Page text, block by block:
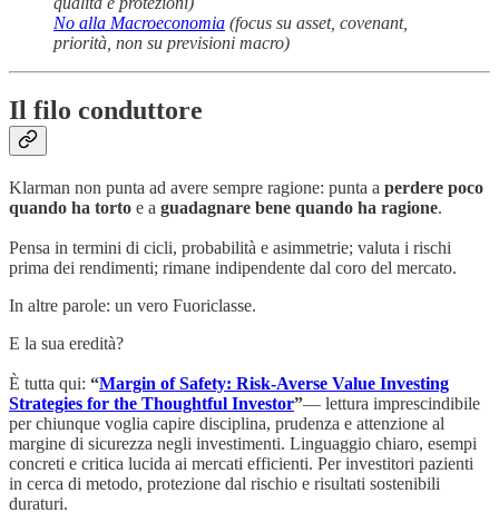
No alla Macroeconomia (focus su asset, covenant,
priorità, non su previsioni macro)
Il filo conduttore
Klarman non punta ad avere sempre ragione: punta a perdere poco
quando ha torto e a guadagnare bene quando ha ragione.
Pensa in termini di cicli, probabilità e asimmetrie; valuta i rischi
prima dei rendimenti; rimane indipendente dal coro del mercato.
In altre parole: un vero Fuoriclasse.
E la sua eredità?
È tutta qui: “Margin of Safety: Risk-Averse Value Investing
Strategies for the Thoughtful Investor”— lettura imprescindibile
per chiunque voglia capire disciplina, prudenza e attenzione al
margine di sicurezza negli investimenti. Linguaggio chiaro, esempi
concreti e critica lucida ai mercati efficienti. Per investitori pazienti
in cerca di metodo, protezione dal rischio e risultati sostenibili
duraturi.